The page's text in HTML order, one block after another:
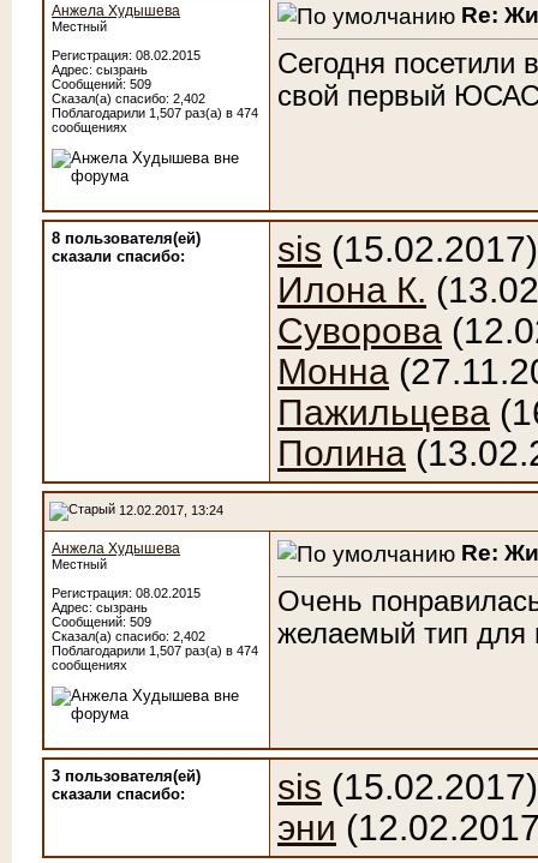
Анжела Худышева
Местный
Регистрация: 08.02.2015
Адрес: сызрань
Сообщений: 509
Сказал(а) спасибо: 2,402
Поблагодарили 1,507 раз(а) в 474
сообщениях
Re:
Сегодня посетили
свой первый ЮСАС
8 пользователя(ей)
сказали cпасибо:
sis
Илона К.
Суворова
Монна
Пажильцева
Полина
12.02.2017, 13:24
Анжела Худышева
Местный
Регистрация: 08.02.2015
Адрес: сызрань
Сообщений: 509
Сказал(а) спасибо: 2,402
Поблагодарили 1,507 раз(а) в 474
сообщениях
Re:
Очень
желаемый тип для
3 пользователя(ей)
сказали cпасибо:
sis
эни